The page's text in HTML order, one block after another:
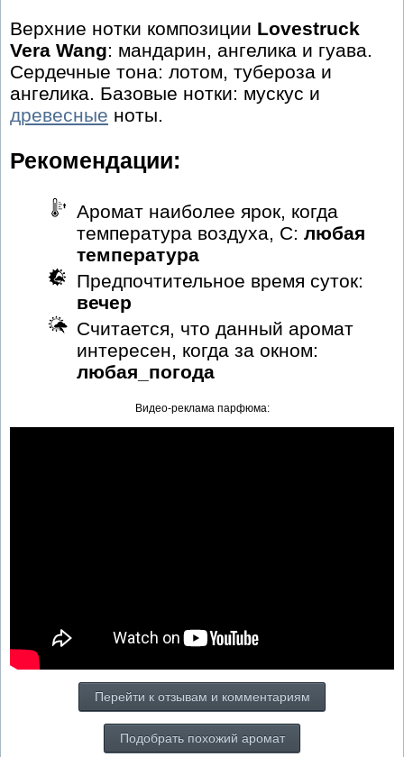
Верхние нотки композиции Lovestruck
Vera Wang: мандарин, ангелика и гуава.
Сердечные тона: лотом, тубероза и
ангелика. Базовые нотки: мускус и
древесные ноты.
Рекомендации:
Аромат наиболее ярок, когда
температура воздуха, С: любая
температура
Предпочтительное время суток:
вечер
Считается, что данный аромат
интересен, когда за окном:
любая_погода
Видео-реклама парфюма:
Перейти к отзывам и комментариям
Подобрать похожий аромат